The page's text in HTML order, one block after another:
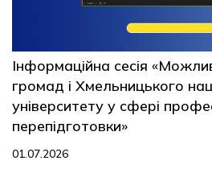
Інформаційна сесія
громад і Хмельницького
університету у сфері
перепідготовки»
01.07.2026